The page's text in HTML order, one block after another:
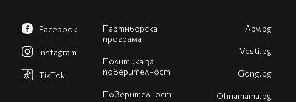
Партньорска
програма
Политика за
поверителност
Поверителност
Facebook
Instagram
TikTok
Abv.bg
Vesti.bg
Gong.bg
Оhnamama.bg